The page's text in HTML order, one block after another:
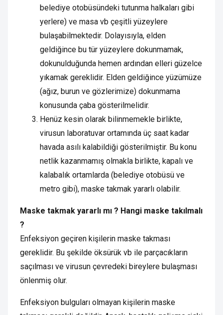
belediye otobüsündeki tutunma halkaları gibi
yerlere) ve masa vb çeşitli yüzeylere
bulaşabilmektedir. Dolayısıyla, elden
geldiğince bu tür yüzeylere dokunmamak,
dokunulduğunda hemen ardından elleri güzelce
yıkamak gereklidir. Elden geldiğince yüzümüze
(ağız, burun ve gözlerimize) dokunmama
konusunda çaba gösterilmelidir.
Henüz kesin olarak bilinmemekle birlikte,
virusun laboratuvar ortamında üç saat kadar
havada asılı kalabildiği gösterilmiştir. Bu konu
netlik kazanmamış olmakla birlikte, kapalı ve
kalabalık ortamlarda (belediye otobüsü ve
metro gibi), maske takmak yararlı olabilir.
Maske takmak yararlı mı ? Hangi maske takılmalı
?
Enfeksiyon geçiren kişilerin maske takması
gereklidir. Bu şekilde öksürük vb ile parçacıkların
saçılması ve virusun çevredeki bireylere bulaşması
önlenmiş olur.
Enfeksiyon bulguları olmayan kişilerin maske